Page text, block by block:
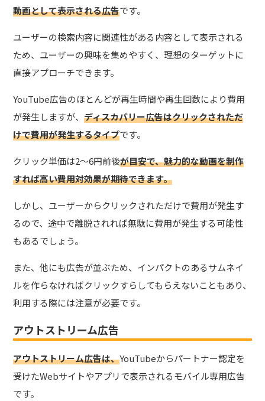
動画として表示される広告です。
ユーザーの検索内容に関連性がある内容として表示される
ため、ユーザーの興味を集めやすく、理想のターゲットに
直接アプローチできます。
YouTube広告のほとんどが再生時間や再生回数により費用
が発生しますが、ディスカバリー広告はクリックされただ
けで費用が発生するタイプです。
クリック単価は2～6円前後が目安で、魅力的な動画を制作
すれば高い費用対効果が期待できます。
しかし、ユーザーからクリックされただけで費用が発生す
るので、途中で離脱されれば無駄に費用が発生する可能性
もあるでしょう。
また、他にも広告が並ぶため、インパクトのあるサムネイ
ルを作らなければクリックすらしてもらえないこともあり、
利用する際には注意が必要です。
アウトストリーム広告
アウトストリーム広告は、YouTubeからパートナー認定を
受けたWebサイトやアプリで表示されるモバイル専用広告
です。